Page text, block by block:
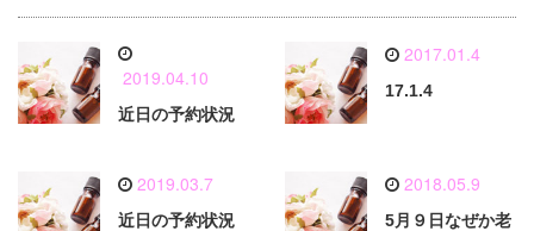
2019.04.10
近日の予約状況
2017.01.4
17.1.4
2019.03.7
近日の予約状況
2018.05.9
5月９日なぜか老